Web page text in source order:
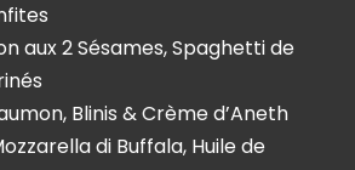
aux 2 Sésames, Spaghetti de
Blinis & Crème d’Aneth
di Buffala, Huile de